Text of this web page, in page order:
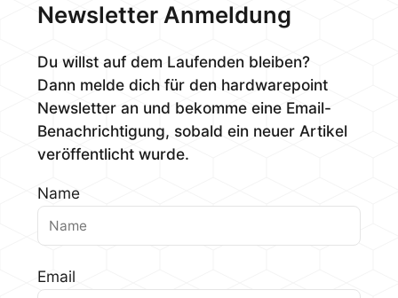
Newsletter Anmeldung
Du willst auf dem Laufenden bleiben?
Dann melde dich für den hardwarepoint
Newsletter an und bekomme eine Email-
Benachrichtigung, sobald ein neuer Artikel
veröffentlicht wurde.
Name
Email